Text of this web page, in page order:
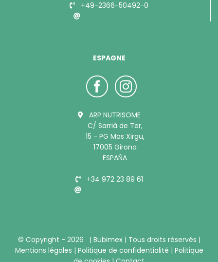
+49-2366-50492-0
ESPAGNE
ARP NUTRISOME
C/ Sarrià de Ter,
15 - PG Mas Xirgu,
17005 Girona
ESPAÑA
+34 972 23 89 61
© Copyright - 2026 | Bubimex | Tous droits réservés |
Mentions légales | Politique de confidentialité | Politique